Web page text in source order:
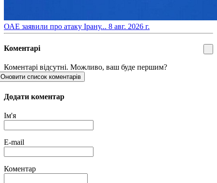
​ОАЕ заявили про атаку Ірану... 8 авг. 2026 г.
Коментарі
Коментарі відсутні. Можливо, ваш буде першим?
Оновити список коментарів
Додати коментар
Ім'я
E-mail
Коментар